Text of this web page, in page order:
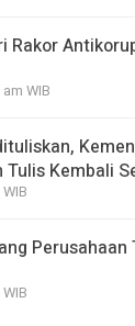
Rakor
WIB
Tulis Kembali
Perusahaan